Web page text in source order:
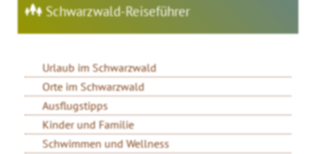
Schwarzwald-Reiseführer
Urlaub im Schwarzwald
Orte im Schwarzwald
Ausflugstipps
Kinder und Familie
Schwimmen und Wellness